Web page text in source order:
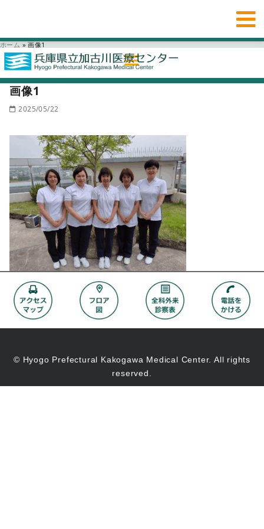
ホーム » 画像1
画像1
2025/05/22
© Hyogo Prefectural Kakogawa Medical Center. All rights
reserved.